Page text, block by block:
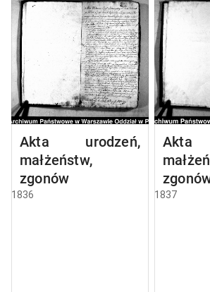
Akta urodzeń,
małżeństw,
zgonów
1836
Akta
1837